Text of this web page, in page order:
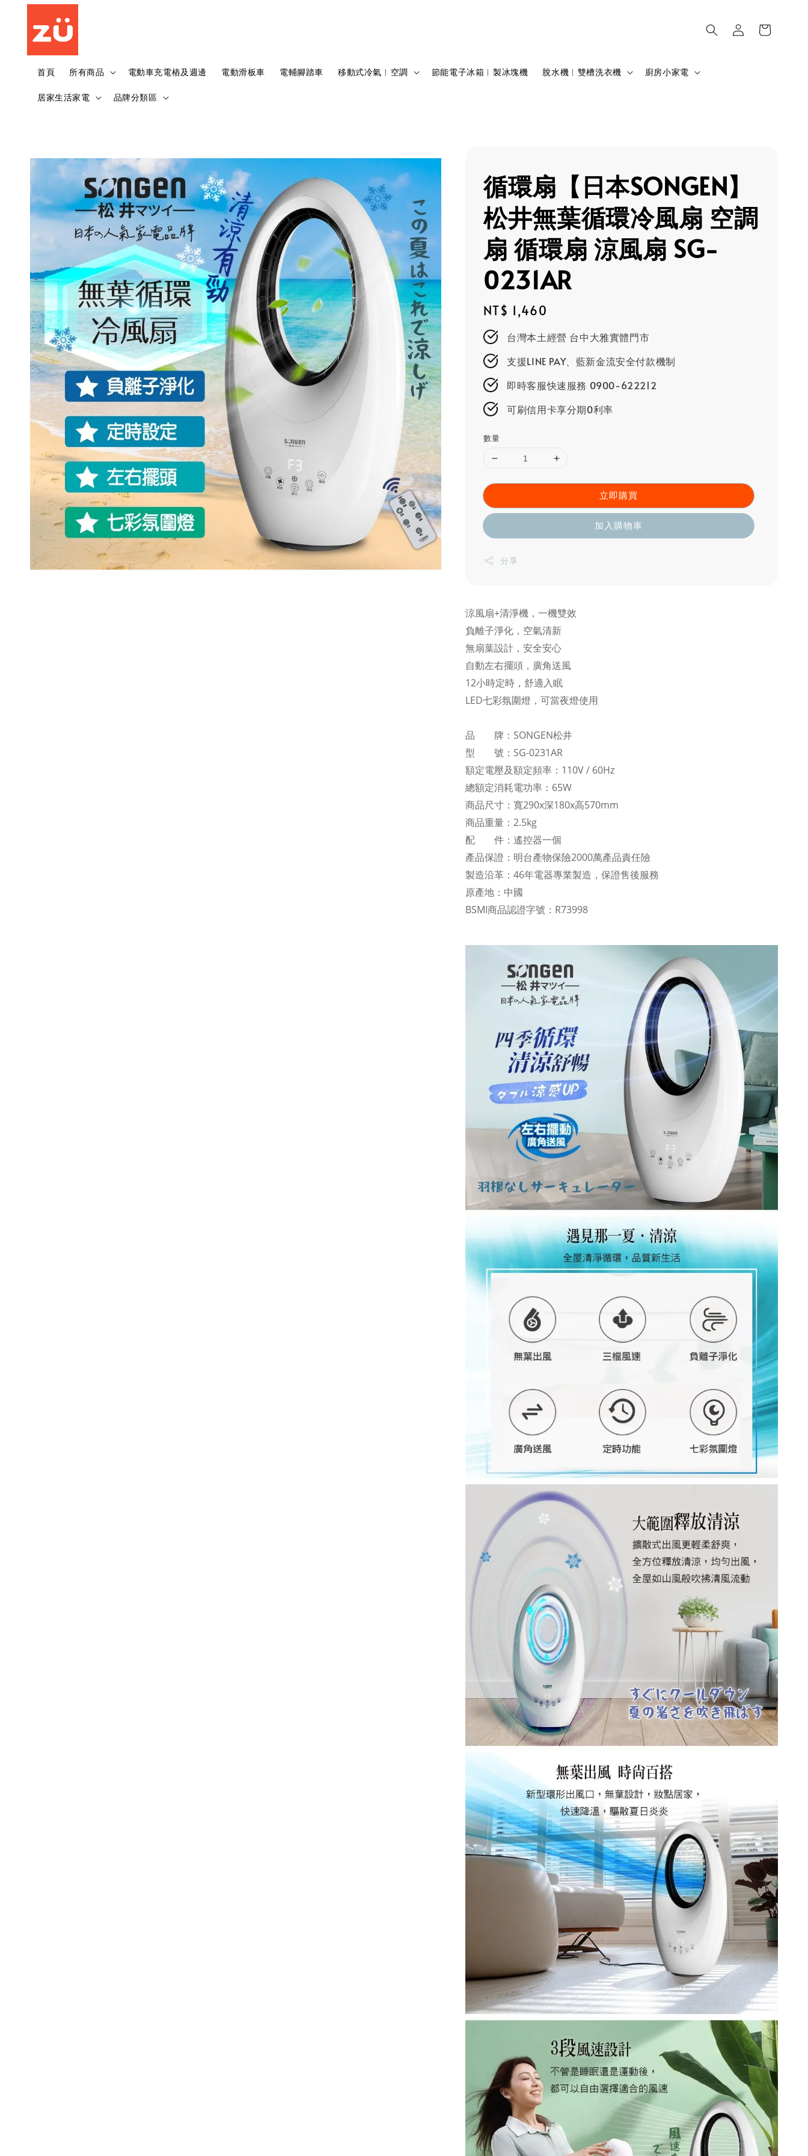
首頁 所有商品 電動車充電樁及週邊 電動滑板車 電輔腳踏車 移動式冷氣︱空調 節能電子冰箱︱製冰塊機 脫水機︱雙槽洗衣機 廚房小家電
居家生活家電 品牌分類區
循環扇【日本SONGEN】
松井無葉循環冷風扇 空調
扇 循環扇 涼風扇 SG-
0231AR
Regular
price
NT$ 1,460
台灣本土經營 台中大雅實體門市
支援LINE PAY、藍新金流安全付款機制
即時客服快速服務 0900-622212
可刷信用卡享分期0利率
數量
立即購買
加入購物車
分享
涼風扇+清淨機，一機雙效
負離子淨化，空氣清新
無扇葉設計，安全安心
自動左右擺頭，廣角送風
12小時定時，舒適入眠
LED七彩氛圍燈，可當夜燈使用
品 牌：SONGEN松井
型 號：SG-0231AR
額定電壓及額定頻率：110V / 60Hz
總額定消耗電功率：65W
商品尺寸：寬290x深180x高570mm
商品重量：2.5kg
配 件：遙控器一個
產品保證：明台產物保險2000萬產品責任險
製造沿革：46年電器專業製造，保證售後服務
原產地：中國
BSMI商品認證字號：R73998